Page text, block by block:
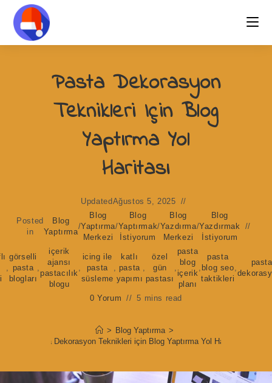
content
Pasta Dekorasyon
Teknikleri Için Blog
Yaptırma Yol
Haritası
UpdatedAğustos 5, 2025
Posted
in
Blog
Yaptırma
/
Blog
Yaptırma
Merkezi
/
Blog
Yaptırmak
İstiyorum
/
Blog
Yazdırma
Merkezi
/
Blog
Yazdırmak
İstiyorum
,
görselli
pasta
blogları
,
içerik
ajansı
pastacılık
blogu
,
icing ile
pasta
süsleme
,
katlı
pasta
yapımı
,
özel
gün
pastası
,
pasta
blog
içerik
planı
,
pasta
blog seo
taktikleri
,
pasta
0 Yorum 5 mins read
> Blog Yaptırma >
Pasta Dekorasyon Teknikleri için Blog Yaptırma Yol Haritası